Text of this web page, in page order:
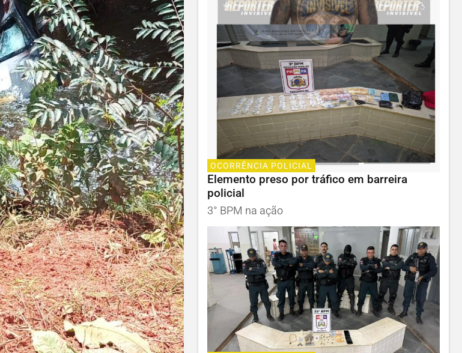
OCORRÊNCIA POLICIAL
Elemento preso por tráfico em barreira
policial
3° BPM na ação